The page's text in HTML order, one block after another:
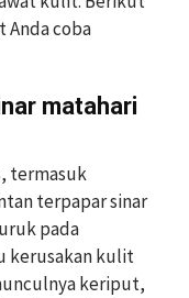
Anda coba
matahari
termasuk
terpapar sinar
pada
kerusakan kulit
keriput,